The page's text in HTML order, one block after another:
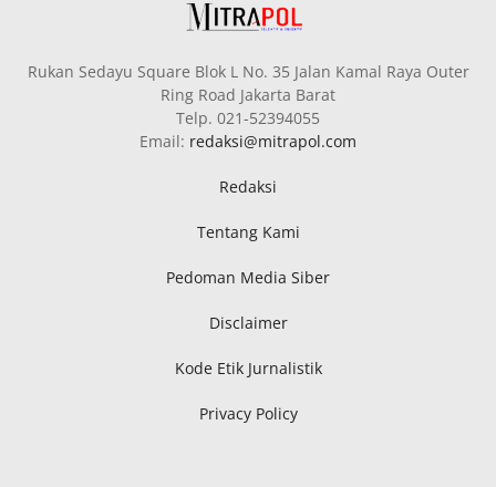
Rukan Sedayu Square Blok L No. 35 Jalan Kamal Raya Outer
Ring Road Jakarta Barat
Telp. 021-52394055
Email: redaksi@mitrapol.com
Redaksi
Tentang Kami
Pedoman Media Siber
Disclaimer
Kode Etik Jurnalistik
Privacy Policy